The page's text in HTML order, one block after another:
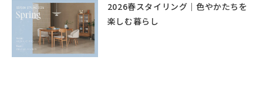
2026春スタイリング｜色やかたちを
楽しむ暮らし